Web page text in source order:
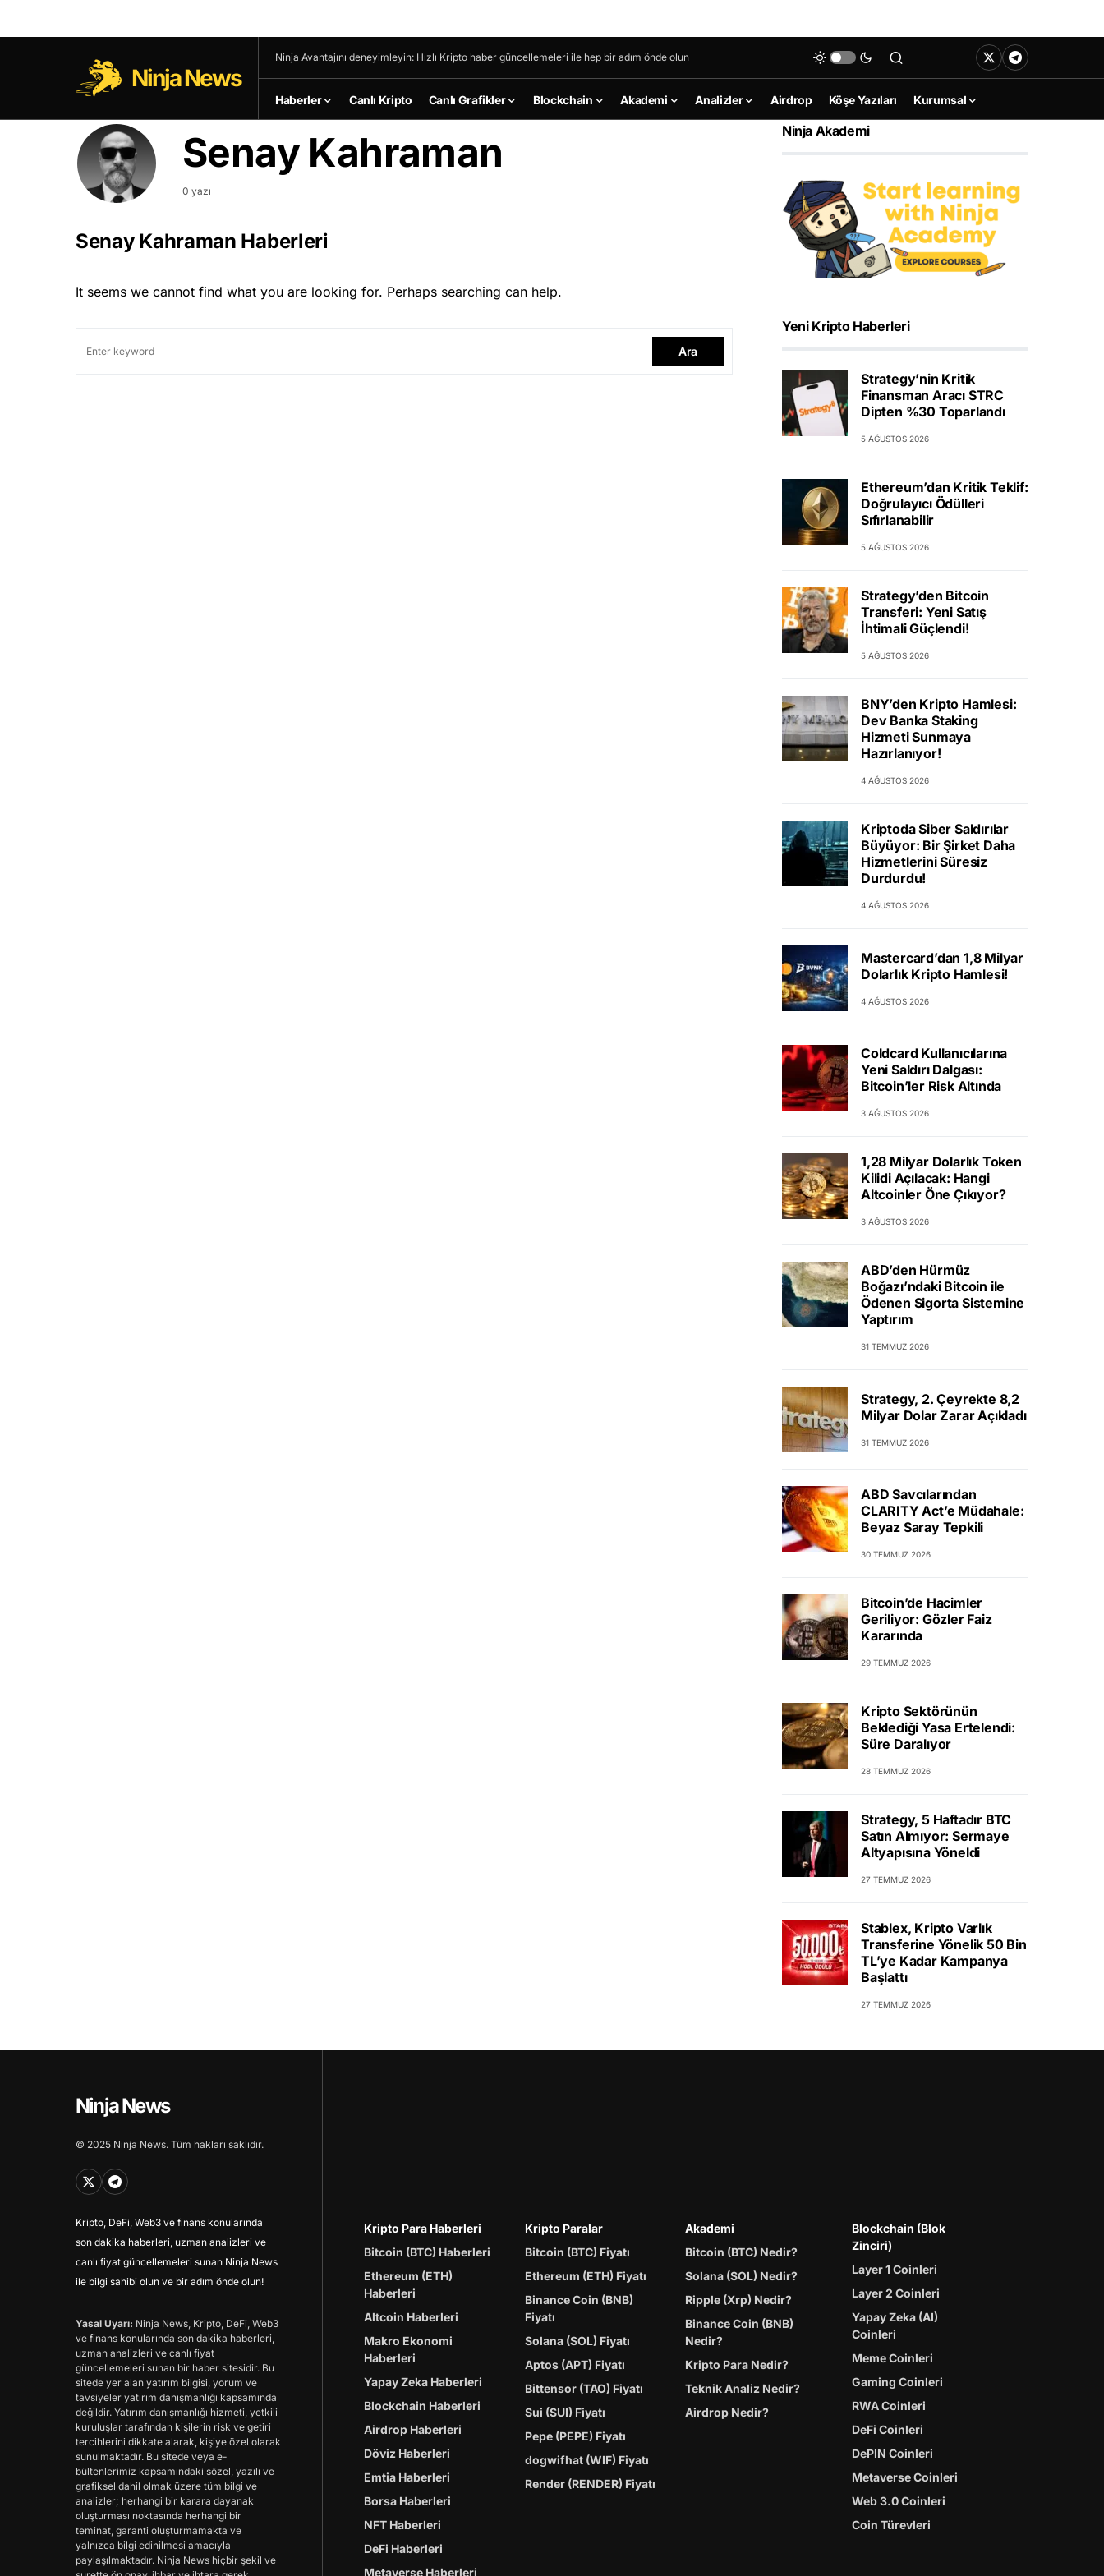
Ninja News
Ninja Avantajını deneyimleyin: Hızlı Kripto haber güncellemeleri ile hep bir adım önde olun
Haberler Canlı Kripto Canlı Grafikler Blockchain Akademi Analizler Airdrop Köşe Yazıları Kurumsal
Senay Kahraman
0 yazı
Senay Kahraman Haberleri
It seems we cannot find what you are looking for. Perhaps searching can help.
Ara
Ninja Akademi
Yeni Kripto Haberleri
Strategy’nin Kritik
Finansman Aracı STRC
Dipten %30 Toparlandı
5 AĞUSTOS 2026
Ethereum’dan Kritik Teklif:
Doğrulayıcı Ödülleri
Sıfırlanabilir
5 AĞUSTOS 2026
Strategy’den Bitcoin
Transferi: Yeni Satış
İhtimali Güçlendi!
5 AĞUSTOS 2026
BNY’den Kripto Hamlesi:
Dev Banka Staking
Hizmeti Sunmaya
Hazırlanıyor!
4 AĞUSTOS 2026
Kriptoda Siber Saldırılar
Büyüyor: Bir Şirket Daha
Hizmetlerini Süresiz
Durdurdu!
4 AĞUSTOS 2026
Mastercard’dan 1,8 Milyar
Dolarlık Kripto Hamlesi!
4 AĞUSTOS 2026
Coldcard Kullanıcılarına
Yeni Saldırı Dalgası:
Bitcoin’ler Risk Altında
3 AĞUSTOS 2026
1,28 Milyar Dolarlık Token
Kilidi Açılacak: Hangi
Altcoinler Öne Çıkıyor?
3 AĞUSTOS 2026
ABD’den Hürmüz
Boğazı’ndaki Bitcoin ile
Ödenen Sigorta Sistemine
Yaptırım
31 TEMMUZ 2026
Strategy, 2. Çeyrekte 8,2
Milyar Dolar Zarar Açıkladı
31 TEMMUZ 2026
ABD Savcılarından
CLARITY Act’e Müdahale:
Beyaz Saray Tepkili
30 TEMMUZ 2026
Bitcoin’de Hacimler
Geriliyor: Gözler Faiz
Kararında
29 TEMMUZ 2026
Kripto Sektörünün
Beklediği Yasa Ertelendi:
Süre Daralıyor
28 TEMMUZ 2026
Strategy, 5 Haftadır BTC
Satın Almıyor: Sermaye
Altyapısına Yöneldi
27 TEMMUZ 2026
Stablex, Kripto Varlık
Transferine Yönelik 50 Bin
TL’ye Kadar Kampanya
Başlattı
27 TEMMUZ 2026
Ninja News
© 2025 Ninja News. Tüm hakları saklıdır.
Kripto, DeFi, Web3 ve finans konularında
son dakika haberleri, uzman analizleri ve
canlı fiyat güncellemeleri sunan Ninja News
ile bilgi sahibi olun ve bir adım önde olun!
Yasal Uyarı: Ninja News, Kripto, DeFi, Web3
ve finans konularında son dakika haberleri,
uzman analizleri ve canlı fiyat
güncellemeleri sunan bir haber sitesidir. Bu
sitede yer alan yatırım bilgisi, yorum ve
tavsiyeler yatırım danışmanlığı kapsamında
değildir. Yatırım danışmanlığı hizmeti, yetkili
kuruluşlar tarafından kişilerin risk ve getiri
tercihlerini dikkate alarak, kişiye özel olarak
sunulmaktadır. Bu sitede veya e-
bültenlerimiz kapsamındaki sözel, yazılı ve
grafiksel dahil olmak üzere tüm bilgi ve
analizler; herhangi bir karara dayanak
oluşturması noktasında herhangi bir
teminat, garanti oluşturmamakta ve
yalnızca bilgi edinilmesi amacıyla
paylaşılmaktadır. Ninja News hiçbir şekil ve
Kripto Para Haberleri
Bitcoin (BTC) Haberleri
Ethereum (ETH)
Haberleri
Altcoin Haberleri
Makro Ekonomi
Haberleri
Yapay Zeka Haberleri
Blockchain Haberleri
Airdrop Haberleri
Döviz Haberleri
Emtia Haberleri
Borsa Haberleri
NFT Haberleri
DeFi Haberleri
Metaverse Haberleri
Kripto Paralar
Bitcoin (BTC) Fiyatı
Ethereum (ETH) Fiyatı
Binance Coin (BNB)
Fiyatı
Solana (SOL) Fiyatı
Aptos (APT) Fiyatı
Bittensor (TAO) Fiyatı
Sui (SUI) Fiyatı
Pepe (PEPE) Fiyatı
dogwifhat (WIF) Fiyatı
Render (RENDER) Fiyatı
Akademi
Bitcoin (BTC) Nedir?
Solana (SOL) Nedir?
Ripple (Xrp) Nedir?
Binance Coin (BNB)
Nedir?
Kripto Para Nedir?
Teknik Analiz Nedir?
Airdrop Nedir?
Blockchain (Blok
Zinciri)
Layer 1 Coinleri
Layer 2 Coinleri
Yapay Zeka (AI)
Coinleri
Meme Coinleri
Gaming Coinleri
RWA Coinleri
DeFi Coinleri
DePIN Coinleri
Metaverse Coinleri
Web 3.0 Coinleri
Coin Türevleri